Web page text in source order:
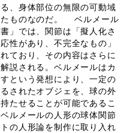
、身体部位の無限の可動域
たものなのだ。 ベルメール
」では、関節は「擬人化さ
性があり、不完全なもの」
ており、その内容はさらに
説される。ベルメールはカ
という発想により、一定の
されたオブジェを、球の外
たせることが可能であるこ
ルメールの人形の球体関節
の人形論を制作に取り入れ